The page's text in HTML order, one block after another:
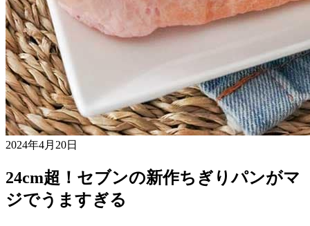
2024年4月20日
24cm超！セブンの新作ちぎりパンがマ
ジでうますぎる